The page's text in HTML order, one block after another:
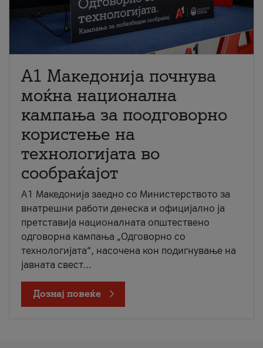
A1 Македонија почнува
моќна национална
кампања за поодговорно
користење на
технологијата во
сообраќајот
A1 Македонија заедно со Министерството за
внатрешни работи денеска и официјално ја
претставија националната општествено
одговорна кампања „Одговорно со
технологијата“, насочена кон подигнување на
јавната свест...
Дознај повеќе